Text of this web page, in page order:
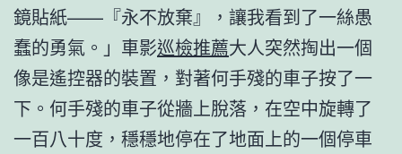
鏡貼紙——『永不放棄』，讓我看到了一絲愚
蠢的勇氣。」車影巡檢推薦大人突然掏出一個
像是遙控器的裝置，對著何手殘的車子按了一
下。何手殘的車子從牆上脫落，在空中旋轉了
一百八十度，穩穩地停在了地面上的一個停車